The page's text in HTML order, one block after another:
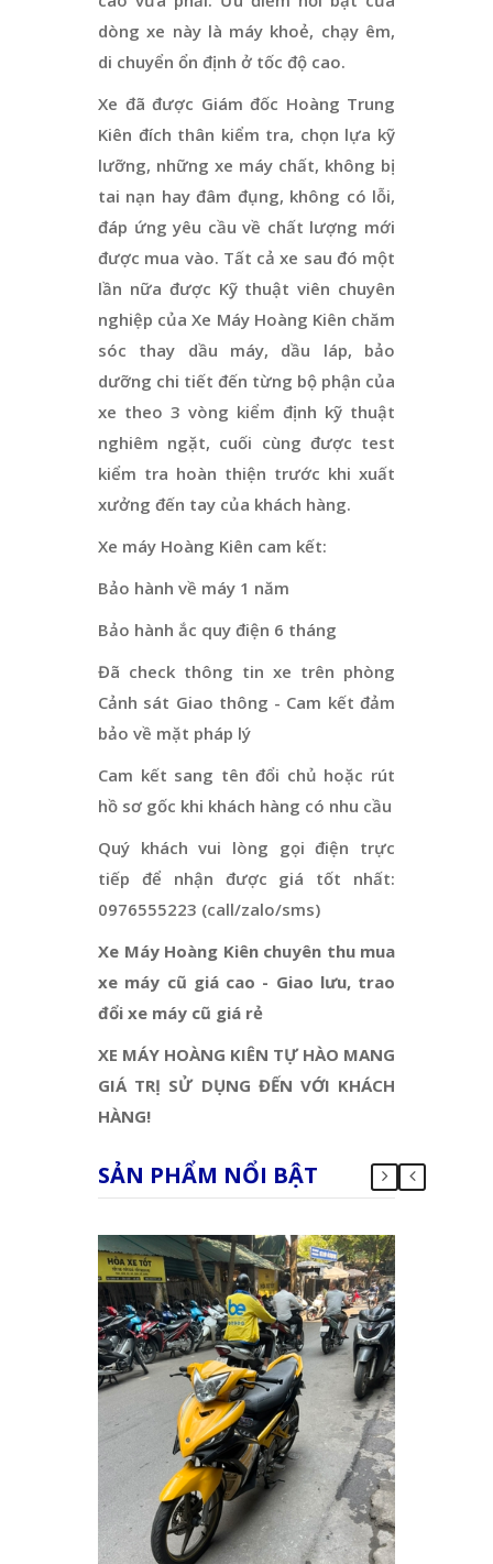
dòng xe này là máy khoẻ, chạy êm,
di chuyển ổn định ở tốc độ cao.
Xe đã được Giám đốc Hoàng Trung
Kiên đích thân kiểm tra, chọn lựa kỹ
lưỡng, những xe máy chất, không bị
tai nạn hay đâm đụng, không có lỗi,
đáp ứng yêu cầu về chất lượng mới
được mua vào. Tất cả xe sau đó một
lần nữa được Kỹ thuật viên chuyên
nghiệp của Xe Máy Hoàng Kiên chăm
sóc thay dầu máy, dầu láp, bảo
dưỡng chi tiết đến từng bộ phận của
xe theo 3 vòng kiểm định kỹ thuật
nghiêm ngặt, cuối cùng được test
kiểm tra hoàn thiện trước khi xuất
xưởng đến tay của khách hàng.
Xe máy Hoàng Kiên cam kết:
Bảo hành về máy 1 năm
Bảo hành ắc quy điện 6 tháng
Đã check thông tin xe trên phòng
Cảnh sát Giao thông - Cam kết đảm
bảo về mặt pháp lý
Cam kết sang tên đổi chủ hoặc rút
hồ sơ gốc khi khách hàng có nhu cầu
Quý khách vui lòng gọi điện trực
tiếp để nhận được giá tốt nhất:
0976555223 (call/zalo/sms)
Xe Máy Hoàng Kiên chuyên thu mua
xe máy cũ giá cao - Giao lưu, trao
đổi xe máy cũ giá rẻ
XE MÁY HOÀNG KIÊN TỰ HÀO MANG
GIÁ TRỊ SỬ DỤNG ĐẾN VỚI KHÁCH
HÀNG!
SẢN PHẨM NỔI BẬT